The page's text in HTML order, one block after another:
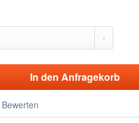
In den Anfragekorb
Bewerten